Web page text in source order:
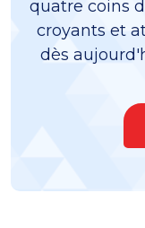
quatre coins
croyants et
dès